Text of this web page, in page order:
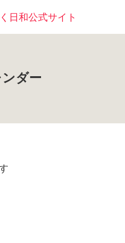
日和公式サイト
ダー